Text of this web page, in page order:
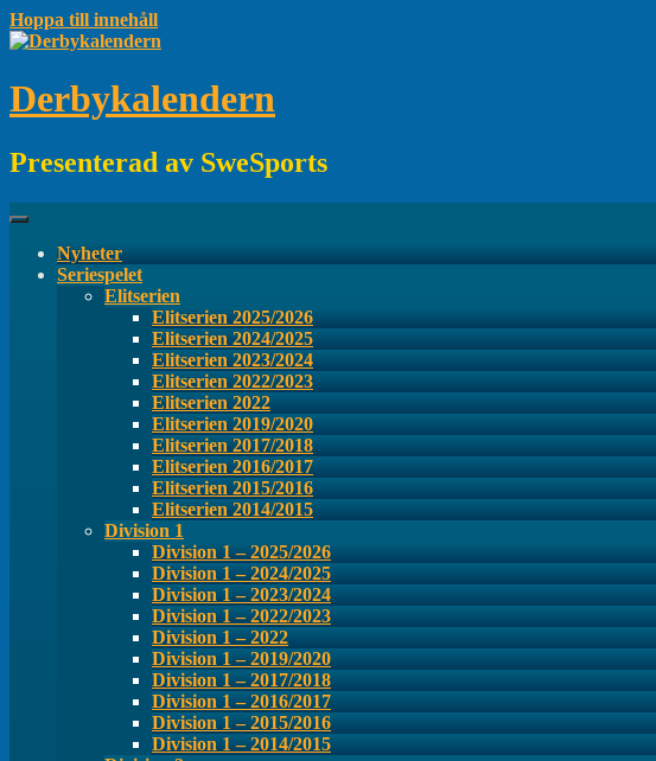
Hoppa till innehåll
Derbykalendern
Presenterad av SweSports
Nyheter
Seriespelet
Elitserien
Elitserien 2025/2026
Elitserien 2024/2025
Elitserien 2023/2024
Elitserien 2022/2023
Elitserien 2022
Elitserien 2019/2020
Elitserien 2017/2018
Elitserien 2016/2017
Elitserien 2015/2016
Elitserien 2014/2015
Division 1
Division 1 – 2025/2026
Division 1 – 2024/2025
Division 1 – 2023/2024
Division 1 – 2022/2023
Division 1 – 2022
Division 1 – 2019/2020
Division 1 – 2017/2018
Division 1 – 2016/2017
Division 1 – 2015/2016
Division 1 – 2014/2015